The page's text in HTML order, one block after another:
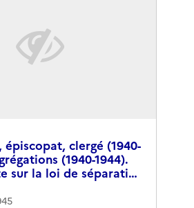
clergé (1940-
(1940-1944).
sur la loi de séparati…